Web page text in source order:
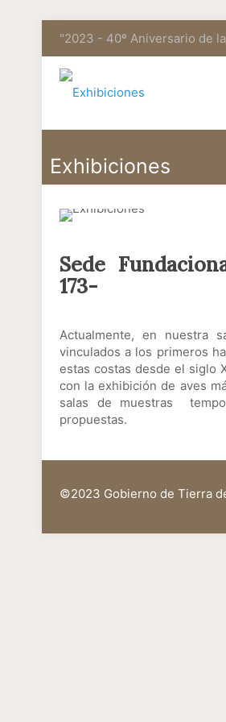
"2023 - 40º Aniversario de
Exhibiciones
Sede
173-
Actualmente, en nuestra
vinculados a los primeros
estas costas desde el siglo
con la exhibición de aves
salas de muestras
propuestas.
©2023 Gobierno de Tierra